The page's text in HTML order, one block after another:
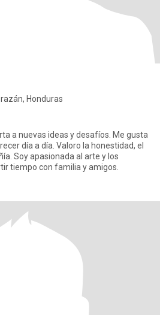
Honduras
a nuevas ideas y desafíos. Me gusta
día a día. Valoro la honestidad, el
Soy apasionada al arte y los
tiempo con familia y amigos.